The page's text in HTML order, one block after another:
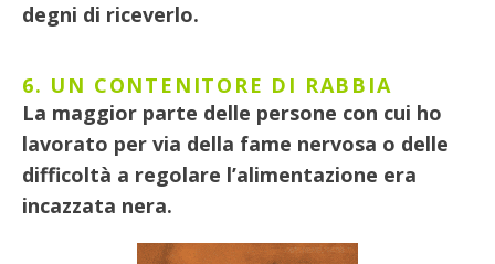
degni di riceverlo.
6. UN CONTENITORE DI RABBIA
La maggior parte delle persone con cui ho
lavorato per via della fame nervosa o delle
difficoltà a regolare l’alimentazione era
incazzata nera.